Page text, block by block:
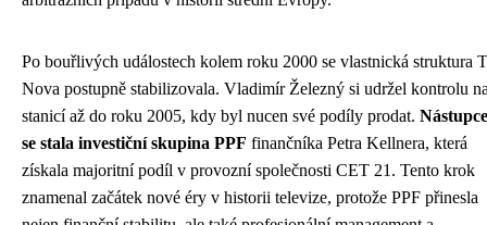
Po bouřlivých událostech kolem roku 2000 se vlastnická struktura
Nova postupně stabilizovala. Vladimír Železný si udržel kontrolu
stanicí až do roku 2005, kdy byl nucen své podíly prodat.
se stala investiční skupina PPF finančníka Petra Kellnera, která
získala majoritní podíl v provozní společnosti CET 21. Tento krok
znamenal začátek nové éry v historii televize, protože PPF přinesla